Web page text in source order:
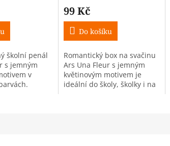
školní penál
s jemným
v
99 Kč
Do košíku
Romantický box na svačinu
Ars Una Fleur s jemným
květinovým motivem je
ideální do školy, školky i na